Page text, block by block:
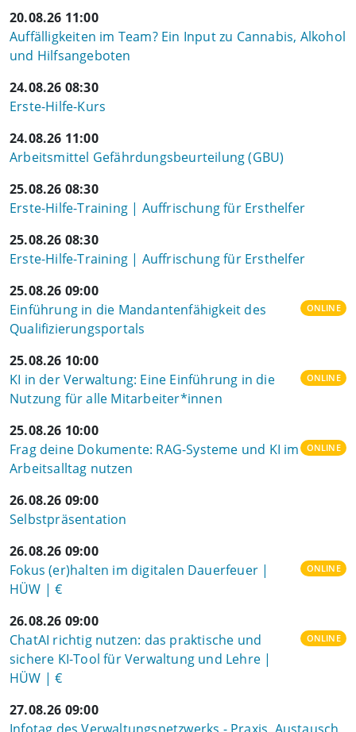
20.08.26 11:00
Auffälligkeiten im Team? Ein Input zu Cannabis, Alkohol
und Hilfsangeboten
24.08.26 08:30
Erste-Hilfe-Kurs
24.08.26 11:00
Arbeitsmittel Gefährdungsbeurteilung (GBU)
25.08.26 08:30
Erste-Hilfe-Training | Auffrischung für Ersthelfer
25.08.26 08:30
Erste-Hilfe-Training | Auffrischung für Ersthelfer
25.08.26 09:00
Einführung in die Mandantenfähigkeit des
Qualifizierungsportals
ONLINE
25.08.26 10:00
KI in der Verwaltung: Eine Einführung in die
Nutzung für alle Mitarbeiter*innen
ONLINE
25.08.26 10:00
Frag deine Dokumente: RAG-Systeme und KI im
Arbeitsalltag nutzen
ONLINE
26.08.26 09:00
Selbstpräsentation
26.08.26 09:00
Fokus (er)halten im digitalen Dauerfeuer |
HÜW | €
ONLINE
26.08.26 09:00
ChatAI richtig nutzen: das praktische und
sichere KI-Tool für Verwaltung und Lehre |
HÜW | €
ONLINE
27.08.26 09:00